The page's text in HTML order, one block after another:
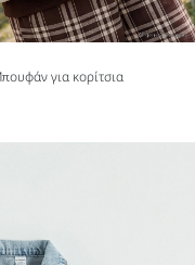
για κορίτσια